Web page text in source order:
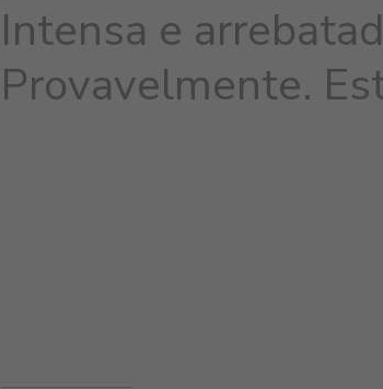
Intensa e
Provavelmente.